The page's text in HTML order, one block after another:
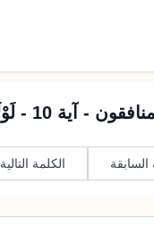
- آية 10 - لَوْلَا
السابقة الكلمة التالية